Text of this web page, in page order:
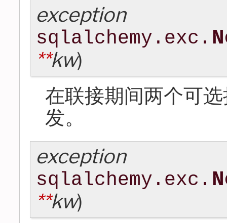
exception
sqlalchemy.exc.
**kw)
在联接期间两个可
发。
exception
sqlalchemy.exc.
**kw)